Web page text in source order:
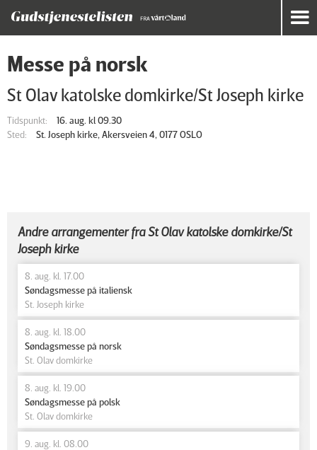
Messe på norsk
St Olav katolske domkirke/St Joseph kirke
Tidspunkt:
16. aug. kl 09.30
Sted:
St. Joseph kirke, Akersveien 4, 0177 OSLO
Andre arrangementer fra St Olav katolske domkirke/St
Joseph kirke
8. aug. kl. 17.00
Søndagsmesse på italiensk
St. Joseph kirke
8. aug. kl. 18.00
Søndagsmesse på norsk
St. Olav domkirke
8. aug. kl. 19.00
Søndagsmesse på polsk
St. Olav domkirke
9. aug. kl. 08.00